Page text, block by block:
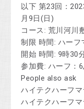
以下 第23回：
月9日(日)
コース: 荒川河川
制限 時間: ハーフ
開始 時間: 9時30
参加費: ハーフ：
People also ask
ハイテクハーフ
ハイテクハーフ